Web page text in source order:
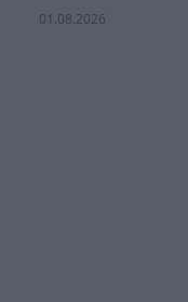
01.08.2026